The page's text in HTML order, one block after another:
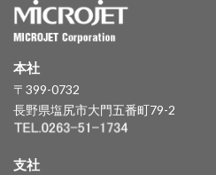
本社
〒399-0732
長野県塩尻市大門五番町79-2
支社